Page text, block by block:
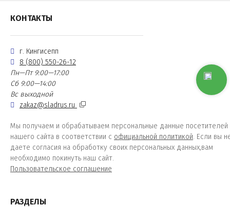
КОНТАКТЫ
г. Кингисепп
8 (800) 550-26-12
Пн—Пт 9:00—17:00
Сб 9:00—14:00
Вс выходной
zakaz@sladrus.ru
Мы получаем и обрабатываем персональные данные посетителей
нашего сайта в соответствии с официальной политикой. Если вы
даете согласия на обработку своих персональных данных,вам
необходимо покинуть наш сайт.
Пользовательское соглашение
РАЗДЕЛЫ